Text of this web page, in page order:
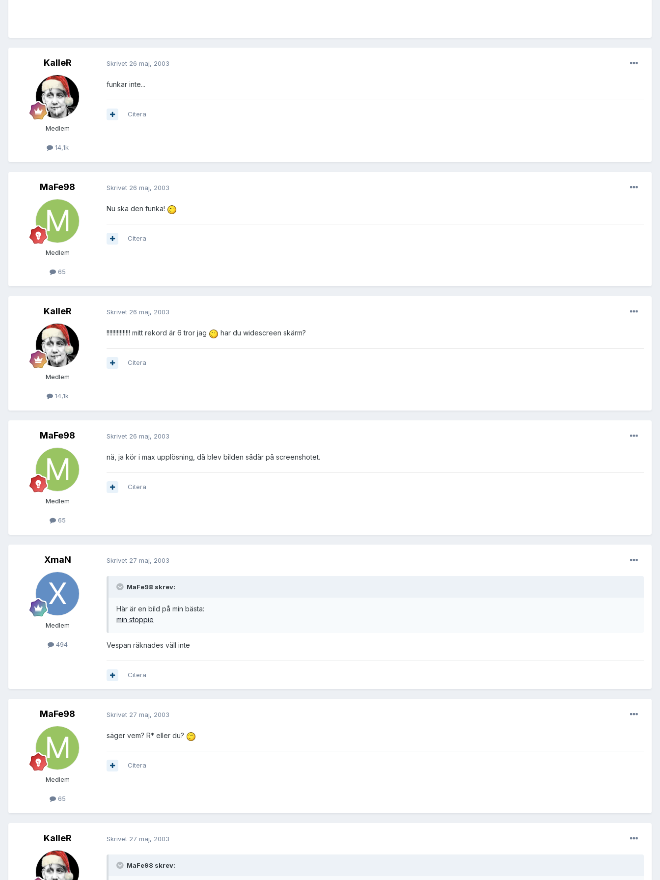
KalleR
Medlem
14,1k
Skrivet 26 maj, 2003
funkar inte...
Citera
MaFe98
Medlem
65
Skrivet 26 maj, 2003
Nu ska den funka!
Citera
KalleR
Medlem
14,1k
Skrivet 26 maj, 2003
!!!!!!!!!!!!!!!! mitt rekord är 6 tror jag har du widescreen skärm?
Citera
MaFe98
Medlem
65
Skrivet 26 maj, 2003
nä, ja kör i max upplösning, då blev bilden sådär på screenshotet.
Citera
XmaN
Medlem
494
Skrivet 27 maj, 2003
MaFe98 skrev:
Här är en bild på min bästa:
min stoppie
Vespan räknades väll inte
Citera
MaFe98
Medlem
65
Skrivet 27 maj, 2003
säger vem? R* eller du?
Citera
KalleR Skrivet 27 maj, 2003
MaFe98 skrev: